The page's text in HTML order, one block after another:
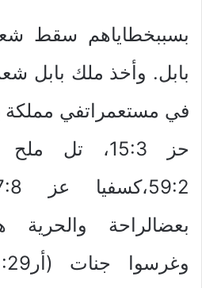
بسببخطاياهم سقط
بابل. وأخذ ملك بابل
في مستعمراتفي مملكة
حز 15:3، تل
بعضالراحة والحرية